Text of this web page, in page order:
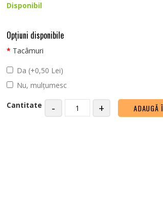
Disponibil
Opţiuni disponibile
Tacâmuri
Da (+0,50 Lei)
Nu, mulțumesc
Cantitate - + ADAUGĂ